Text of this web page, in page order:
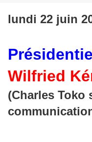
lundi 22 juin
Wilfried
(Charles Toko